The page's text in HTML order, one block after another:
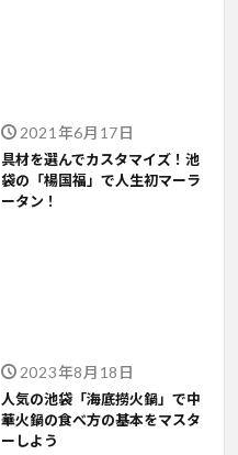
2021年6月17日
具材を選んでカスタマイズ！池
袋の「楊国福」で人生初マーラ
ータン！
2023年8月18日
人気の池袋「海底撈火鍋」で中
華火鍋の食べ方の基本をマスタ
ーしよう